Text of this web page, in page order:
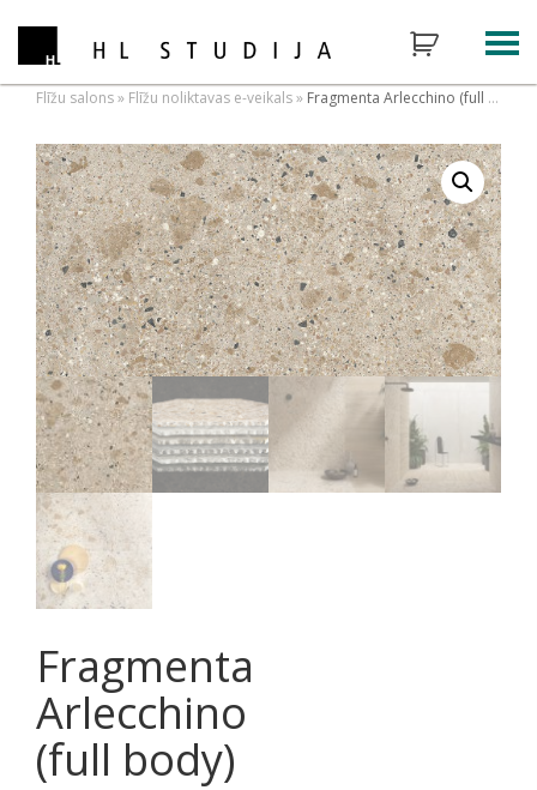
Flīžu salons» Flīžu noliktavas e-veikals» Fragmenta Arlecchino (full body)
Fragmenta
Arlecchino
(full body)